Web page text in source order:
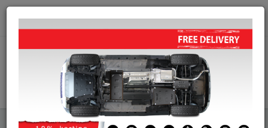
info@motorbeschermplaat.com
WINKELWAGEN